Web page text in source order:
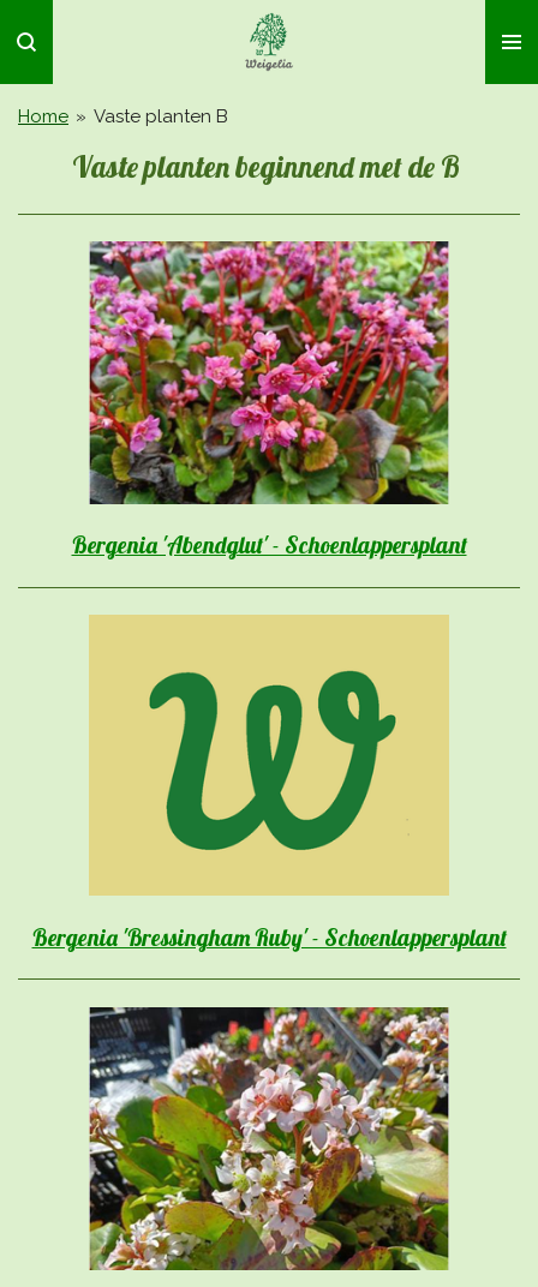
direct
naar
de
Home » Vaste planten B
Vaste planten beginnend met de B
Bergenia 'Abendglut' - Schoenlappersplant
Bergenia 'Bressingham Ruby' - Schoenlappersplant